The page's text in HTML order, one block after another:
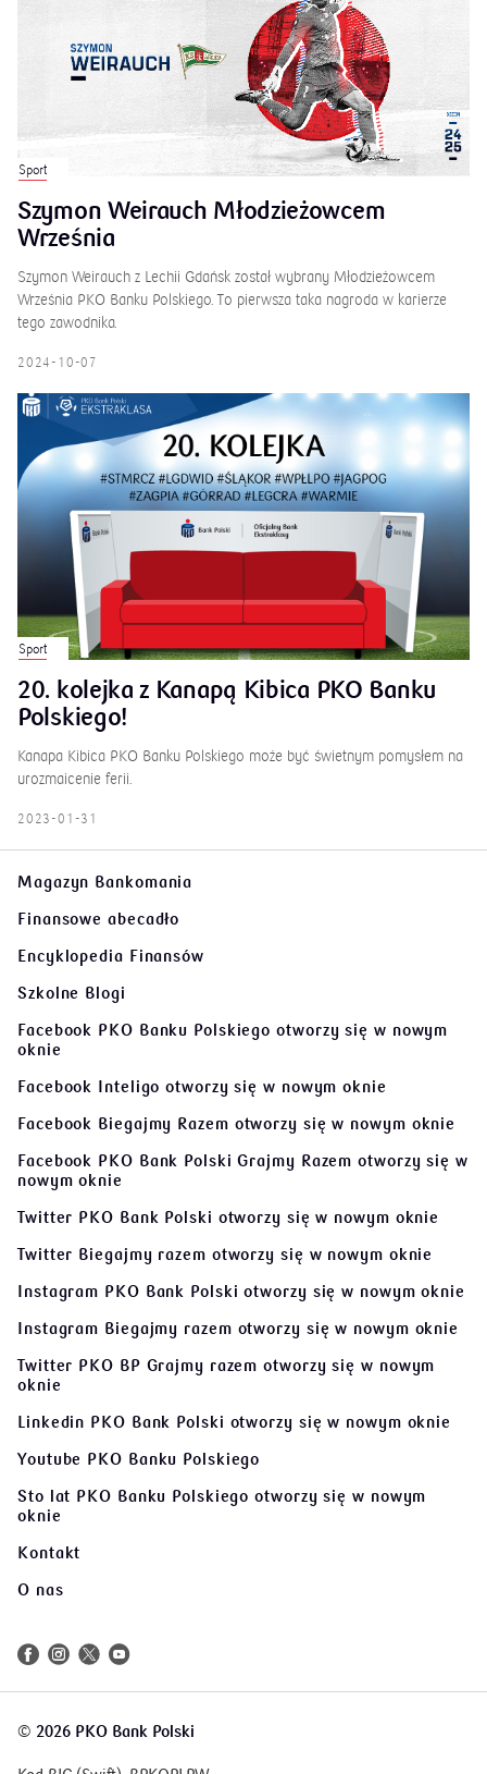
Sport
Szymon Weirauch Młodzieżowcem
Września
Szymon Weirauch z Lechii Gdańsk został wybrany Młodzieżowcem
Września PKO Banku Polskiego. To pierwsza taka nagroda w karierze
tego zawodnika.
2024-10-07
Sport
20. kolejka z Kanapą Kibica PKO Banku
Polskiego!
Kanapa Kibica PKO Banku Polskiego może być świetnym pomysłem na
urozmaicenie ferii.
2023-01-31
Magazyn Bankomania
Finansowe abecadło
Encyklopedia Finansów
Szkolne Blogi
Facebook PKO Banku Polskiego otworzy się w nowym
oknie
Facebook Inteligo otworzy się w nowym oknie
Facebook Biegajmy Razem otworzy się w nowym oknie
Facebook PKO Bank Polski Grajmy Razemotworzy się w
nowym oknie
Twitter PKO Bank Polski otworzy się w nowym oknie
Twitter Biegajmy razem otworzy się w nowym oknie
Instagram PKO Bank Polski otworzy się w nowym oknie
Instagram Biegajmy razem otworzy się w nowym oknie
Twitter PKO BP Grajmy razem otworzy się w nowym
oknie
Linkedin PKO Bank Polski otworzy się w nowym oknie
Youtube PKO Banku Polskiego
Sto lat PKO Banku Polskiego otworzy się w nowym
oknie
Kontakt
O nas
© 2026 PKO Bank Polski